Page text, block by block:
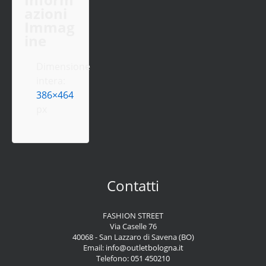
Dimensione
386×464
Contatti
FASHION STREET
Via Caselle 76
40068 - San Lazzaro di Savena (BO)
Email: info@outletbologna.it
Telefono:051 450210